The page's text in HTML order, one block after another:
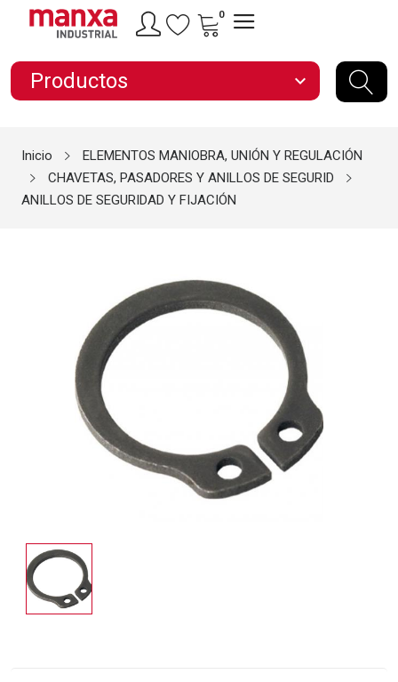
0
Productos expand_more
Inicio
ELEMENTOS MANIOBRA, UNIÓN Y REGULACIÓN
CHAVETAS, PASADORES Y ANILLOS DE SEGURID
ANILLOS DE SEGURIDAD Y FIJACIÓN